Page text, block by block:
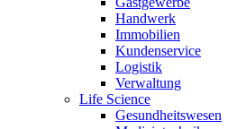
Handwerk
Immobilien
Kundenservice
Logistik
Verwaltung
Life Science
Gesundheitswesen